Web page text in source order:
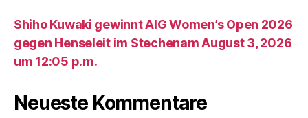
Shiho Kuwaki gewinnt AIG Women’s Open 2026
gegen Henseleit im Stechenam August 3, 2026
um 12:05 p.m.
Neueste Kommentare